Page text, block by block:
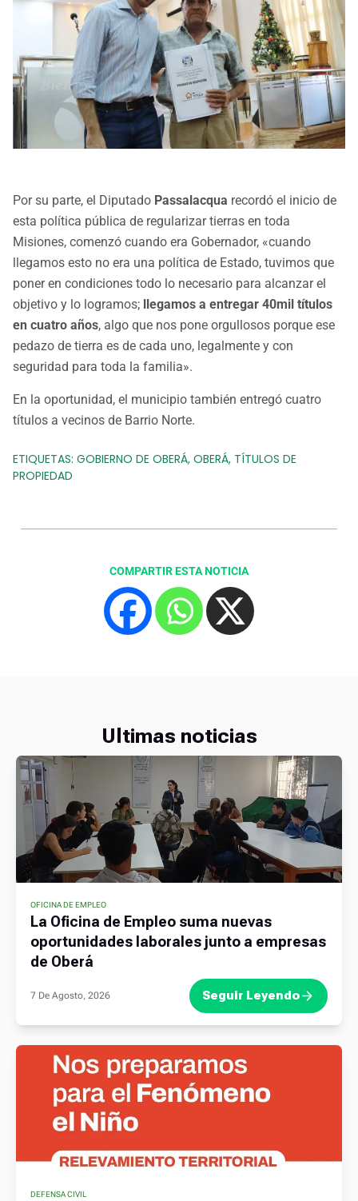
Por su parte, el Diputado Passalacqua recordó el inicio de
esta política pública de regularizar tierras en toda
Misiones, comenzó cuando era Gobernador, «cuando
llegamos esto no era una política de Estado, tuvimos que
poner en condiciones todo lo necesario para alcanzar el
objetivo y lo logramos;
llegamos a entregar 40mil títulos
en cuatro años, algo que nos pone orgullosos porque ese
pedazo de tierra es de cada uno, legalmente y con
seguridad para toda la familia».
En la oportunidad, el municipio también entregó cuatro
títulos a vecinos de Barrio Norte.
ETIQUETAS: GOBIERNO DE OBERÁ, OBERÁ, TÍTULOS DE
PROPIEDAD
COMPARTIR ESTA NOTICIA
Ultimas noticias
OFICINA DE EMPLEO
La Oficina de Empleo suma nuevas
oportunidades laborales junto a empresas
de Oberá
7 De Agosto, 2026 Seguir Leyendo
DEFENSA CIVIL